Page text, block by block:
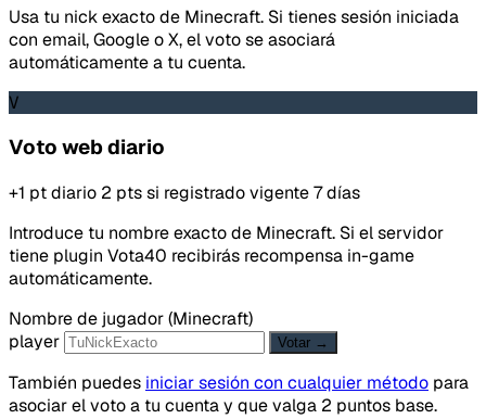
Usa tu nick exacto de Minecraft. Si tienes sesión iniciada
con email, Google o X, el voto se asociará
automáticamente a tu cuenta.
V
Voto web diario
+1 pt diario 2 pts si registradovigente 7 días
Introduce tu nombre exacto de Minecraft. Si el servidor
tiene plugin Vota40 recibirás recompensa in-game
automáticamente.
Nombre de jugador (Minecraft)
player
Votar →
También puedes iniciar sesión con cualquier método para
asociar el voto a tu cuenta y que valga 2 puntos base.